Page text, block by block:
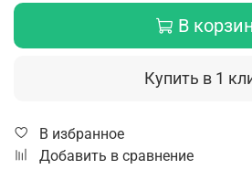
В
Купить в 1
В избранное
Добавить в сравнение